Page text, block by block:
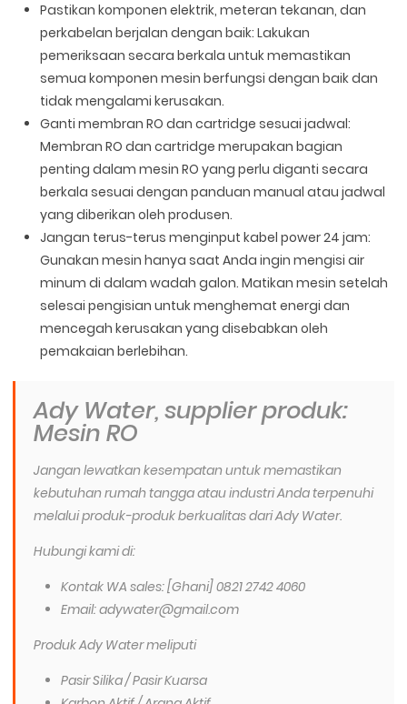
Pastikan komponen elektrik, meteran tekanan, dan
perkabelan berjalan dengan baik: Lakukan
pemeriksaan secara berkala untuk memastikan
semua komponen mesin berfungsi dengan baik dan
tidak mengalami kerusakan.
Ganti membran RO dan cartridge sesuai jadwal:
Membran RO dan cartridge merupakan bagian
penting dalam mesin RO yang perlu diganti secara
berkala sesuai dengan panduan manual atau jadwal
yang diberikan oleh produsen.
Jangan terus-terus menginput kabel power 24 jam:
Gunakan mesin hanya saat Anda ingin mengisi air
minum di dalam wadah galon. Matikan mesin setelah
selesai pengisian untuk menghemat energi dan
mencegah kerusakan yang disebabkan oleh
pemakaian berlebihan.
Ady Water, supplier produk:
Mesin RO
Jangan lewatkan kesempatan untuk memastikan
kebutuhan rumah tangga atau industri Anda terpenuhi
melalui produk-produk berkualitas dari Ady Water.
Hubungi kami di:
Kontak WA sales: [Ghani] 0821 2742 4060
Email: adywater@gmail.com
Produk Ady Water meliputi
Pasir Silika / Pasir Kuarsa